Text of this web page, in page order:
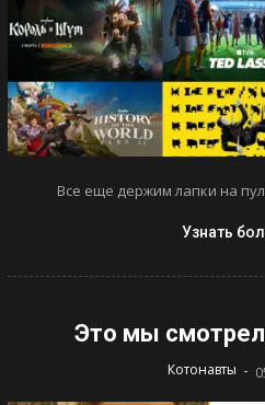
Все еще держим лапки на
Узнать
Это мы
Котонавты -